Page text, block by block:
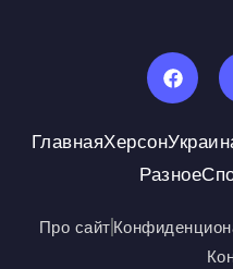
ГлавнаяХерсон
Разное
Про сайт